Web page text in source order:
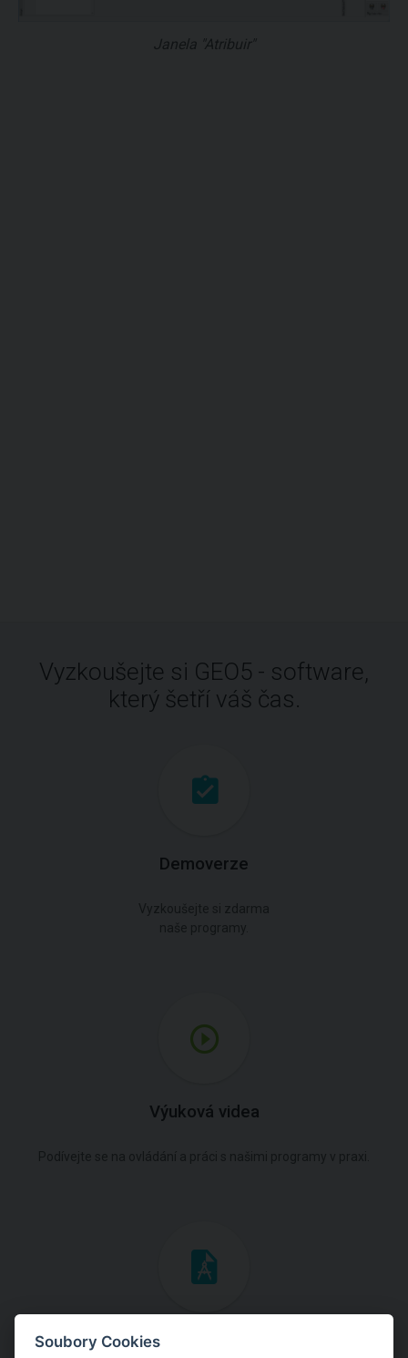
Janela "Atribuir"
Vyzkoušejte si GEO5 - software,
který šetří váš čas.
Demoverze
Výuková videa
Inženýrské manuály
Soubory Cookies